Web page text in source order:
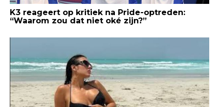
K3 reageert op kritiek na Pride-optreden:
“Waarom zou dat niet oké zijn?”